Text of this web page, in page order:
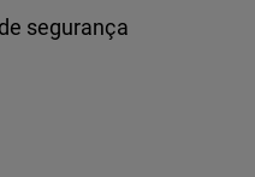
segurança